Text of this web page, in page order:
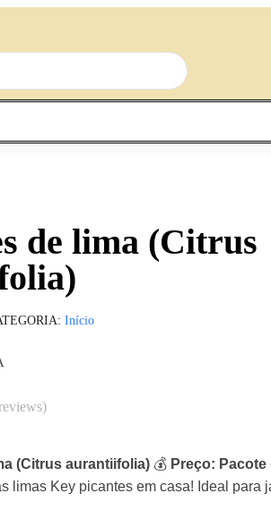
de lima (Citrus
Início
(Citrus aurantiifolia) 💰 Preço:
limas Key picantes em casa! Ideal para